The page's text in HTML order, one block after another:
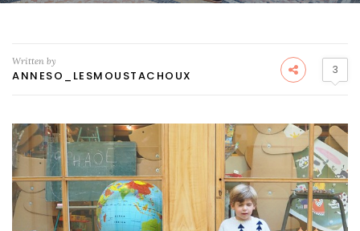
Written by
ANNESO_LESMOUSTACHOUX 3